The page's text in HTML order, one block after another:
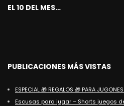
EL 10 DEL MES…
PUBLICACIONES MÁS VISTAS
ESPECIAL 🎁 REGALOS 🎁 PARA
Escusas para jugar – Shorts juegos